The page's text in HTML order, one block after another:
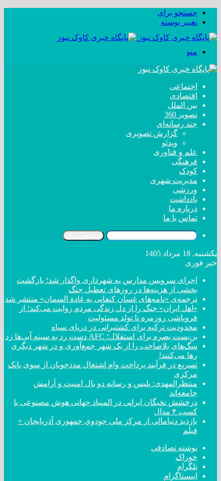
جستجو برای
تغییر پوسته
منو
اجتماعی
اقتصادی
بین الملل
تصویر 360
چند رسانه‌ای
گزارش تصویری
ویدئو
علم و فناوری
فرهنگی
کودک
مدیریت شهری
ورزشی
یادداشت
درباره ما
تماس با ما
یکشنبه, 18 مرداد 1405
خبر فوری
اجرای سرویس مدارس به شهرداری واگذار شد؛ بازگشت
بخشی از هزینه‌ها در روزهای تعطیل جنگ
ترجمه‌ی «نامه‌های غسان کنفانی به غادة السمان» منتشر شد
«اهل ایران» جنگ را از دل زندگی مردم روایت می‌کند؛ از
فروپاشی روزمره تا تولد مسئولیت
محدودیت ترکیه برای کشتیرانی در دریای سیاه
بن‌بست بصره برای استقلال؛ AFC دست رد به سینه آبی‌ها زد
سگ‌های بلاصاحب را از یک شهر جمع‌آوری و در شهر دیگری
رها می‌کنند!
تسریع در فرآیند پرداخت وام اشتغال مددجویان از سوی بانک
مرکزی
منتظرالمهدی: پلیس و رسانه دو بال امنیت و آرامش
جامعه‌اند
درخشش نخبگان ایرانی در المپیاد جهانی هوش مصنوعی با
کسب ۴ مدال
بازدید دنیامالی از مرکز ملی جودوی جمهوری آذربایجان +
فیلم
نوشته تصادفی
خوراک
تلگرام
اینستاگرام